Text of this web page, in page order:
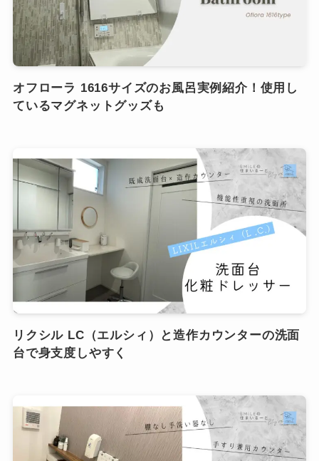
オフローラ 1616サイズのお風呂実例紹介！使用し
ているマグネットグッズも
リクシル LC（エルシィ）と造作カウンターの洗面
台で身支度しやすく